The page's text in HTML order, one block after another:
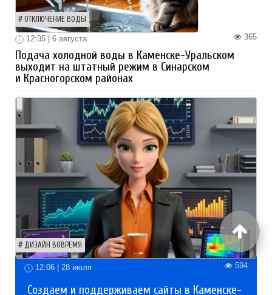
ОТКЛЮЧЕНИЕ ВОДЫ
365
12:35 | 6 августа
Подача холодной воды в Каменске-Уральском
выходит на штатный режим в Синарском
и Красногорском районах
ДИЗАЙН ВОВРЕМЯ
12:06 | 28 июля 594
Создаем и поддерживаем сайты в Каменске-